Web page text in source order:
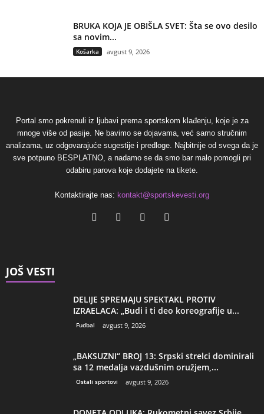
BRUKA KOJA JE OBIŠLA SVET: Šta se ovo desilo
sa novim...
Košarka avgust 9, 2026
Portal smo pokrenuli iz ljubavi prema sportskom klađenju, koje je za
mnoge više od pasije. Ne bavimo se dojavama, već samo stručnim
analizama, uz odgovarajuće sugestije i predloge. Najbitnije od svega da je
sve potpuno BESPLATNO, a nadamo se da smo bar malo pomogli pri
odabiru parova koje dodajete na tikete.
Kontaktirajte nas: kontakt@sportskevesti.org
JOŠ VESTI
DELIJE SPREMAJU SPEKTAKL PROTIV
IZRAELACA: „Budi i ti deo koreografije u...
Fudbal avgust 9, 2026
„BAKSUZNI“ BROJ 13: Srpski strelci dominirali
sa 12 medalja vazdušnim oružjem,...
Ostali sportovi avgust 9, 2026